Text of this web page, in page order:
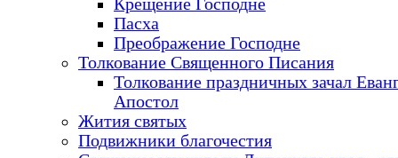
Крещение Господне
Пасха
Преображение Господне
Толкование Священного Писания
Толкование праздничных зачал
Апостол
Жития святых
Подвижники благочестия